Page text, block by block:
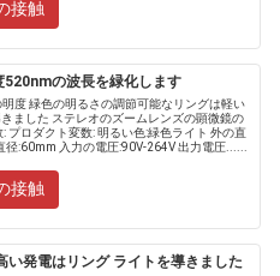
接触
の波長を緑化します
度 緑色の明るさの調節可能なリングは軽い
ました ステレオのズームレンズの顕微鏡の
プロダクト変数: 明るい色:緑色ライト 外の直
:60mm 入力の電圧:90V-264V 出力電圧......
接触
発電はリング ライトを導きました